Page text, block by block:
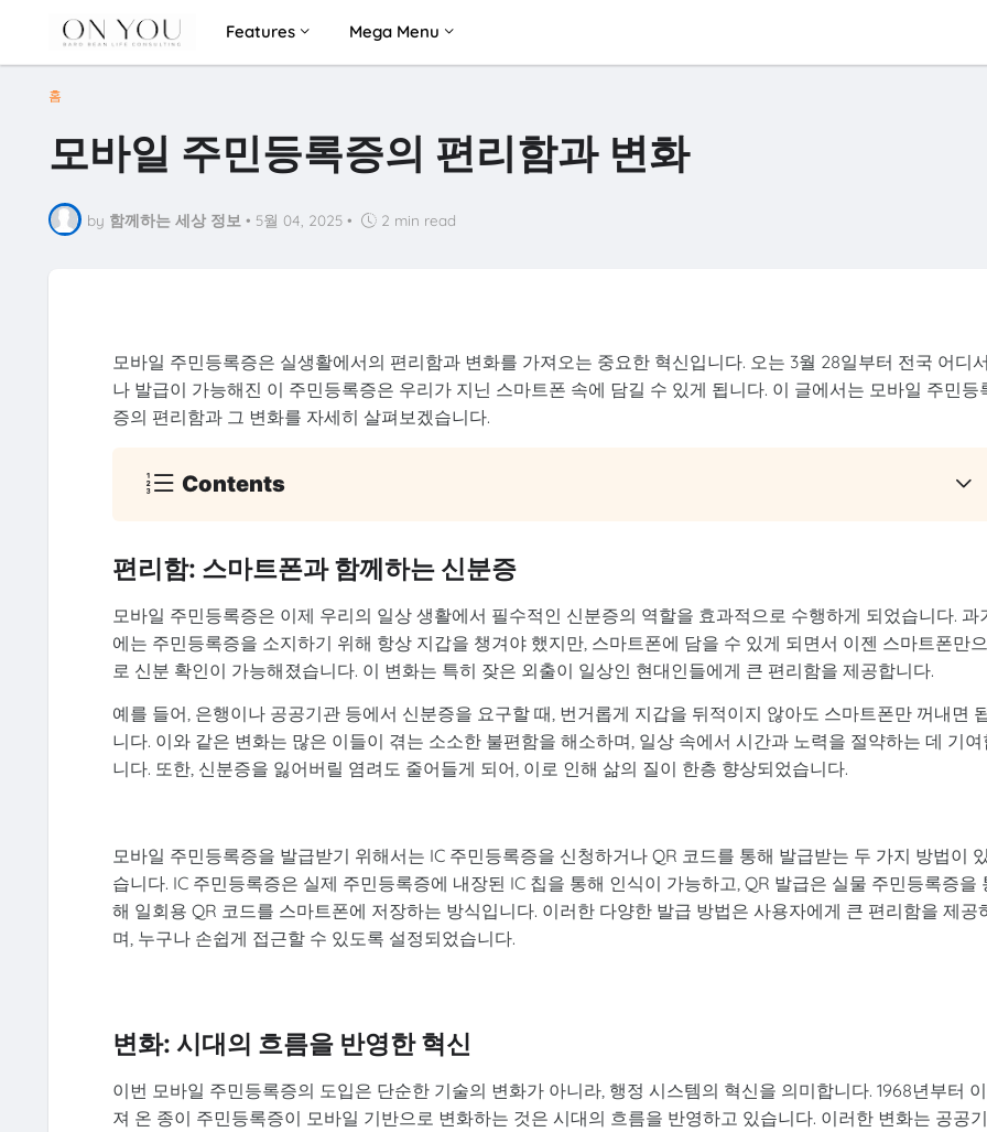
Features Mega Menu
홈
모바일 주민등록증의 편리함과 변화
by 함께하는 세상 정보 • 5월 04, 2025 • 2 min read
모바일 주민등록증은 실생활에서의 편리함과 변화를 가져오는 중요한 혁신입니다. 오는 3월 28일부터 전국 어디서
나 발급이 가능해진 이 주민등록증은 우리가 지닌 스마트폰 속에 담길 수 있게 됩니다. 이 글에서는 모바일 주민등
증의 편리함과 그 변화를 자세히 살펴보겠습니다.
Contents
편리함: 스마트폰과 함께하는 신분증
모바일 주민등록증은 이제 우리의 일상 생활에서 필수적인 신분증의 역할을 효과적으로 수행하게 되었습니다. 과
에는 주민등록증을 소지하기 위해 항상 지갑을 챙겨야 했지만, 스마트폰에 담을 수 있게 되면서 이젠 스마트폰만으
로 신분 확인이 가능해졌습니다. 이 변화는 특히 잦은 외출이 일상인 현대인들에게 큰 편리함을 제공합니다.
예를 들어, 은행이나 공공기관 등에서 신분증을 요구할 때, 번거롭게 지갑을 뒤적이지 않아도 스마트폰만 꺼내면
니다. 이와 같은 변화는 많은 이들이 겪는 소소한 불편함을 해소하며, 일상 속에서 시간과 노력을 절약하는 데 기여
니다. 또한, 신분증을 잃어버릴 염려도 줄어들게 되어, 이로 인해 삶의 질이 한층 향상되었습니다.
모바일 주민등록증을 발급받기 위해서는 IC 주민등록증을 신청하거나 QR 코드를 통해 발급받는 두 가지 방법이 있
습니다. IC 주민등록증은 실제 주민등록증에 내장된 IC 칩을 통해 인식이 가능하고, QR 발급은 실물 주민등록증을
해 일회용 QR 코드를 스마트폰에 저장하는 방식입니다. 이러한 다양한 발급 방법은 사용자에게 큰 편리함을 제공
며, 누구나 손쉽게 접근할 수 있도록 설정되었습니다.
변화: 시대의 흐름을 반영한 혁신
이번 모바일 주민등록증의 도입은 단순한 기술의 변화가 아니라, 행정 시스템의 혁신을 의미합니다. 1968년부터
져 온 종이 주민등록증이 모바일 기반으로 변화하는 것은 시대의 흐름을 반영하고 있습니다. 이러한 변화는 공공기